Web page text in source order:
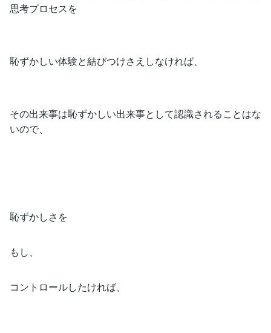
思考プロセスを
恥ずかしい体験と結びつけさえしなければ、
その出来事は恥ずかしい出来事として認識されることはな
いので、
恥ずかしさを
もし、
コントロールしたければ、